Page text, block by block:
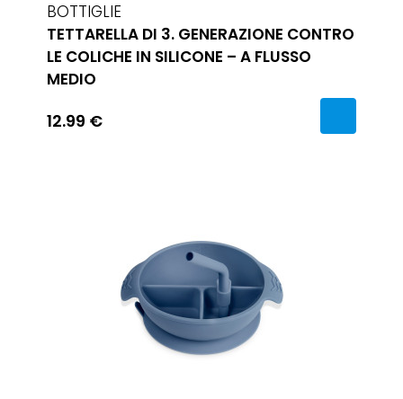
BOTTIGLIE
TETTARELLA DI 3. GENERAZIONE CONTRO
LE COLICHE IN SILICONE – A FLUSSO
MEDIO
12.99 €